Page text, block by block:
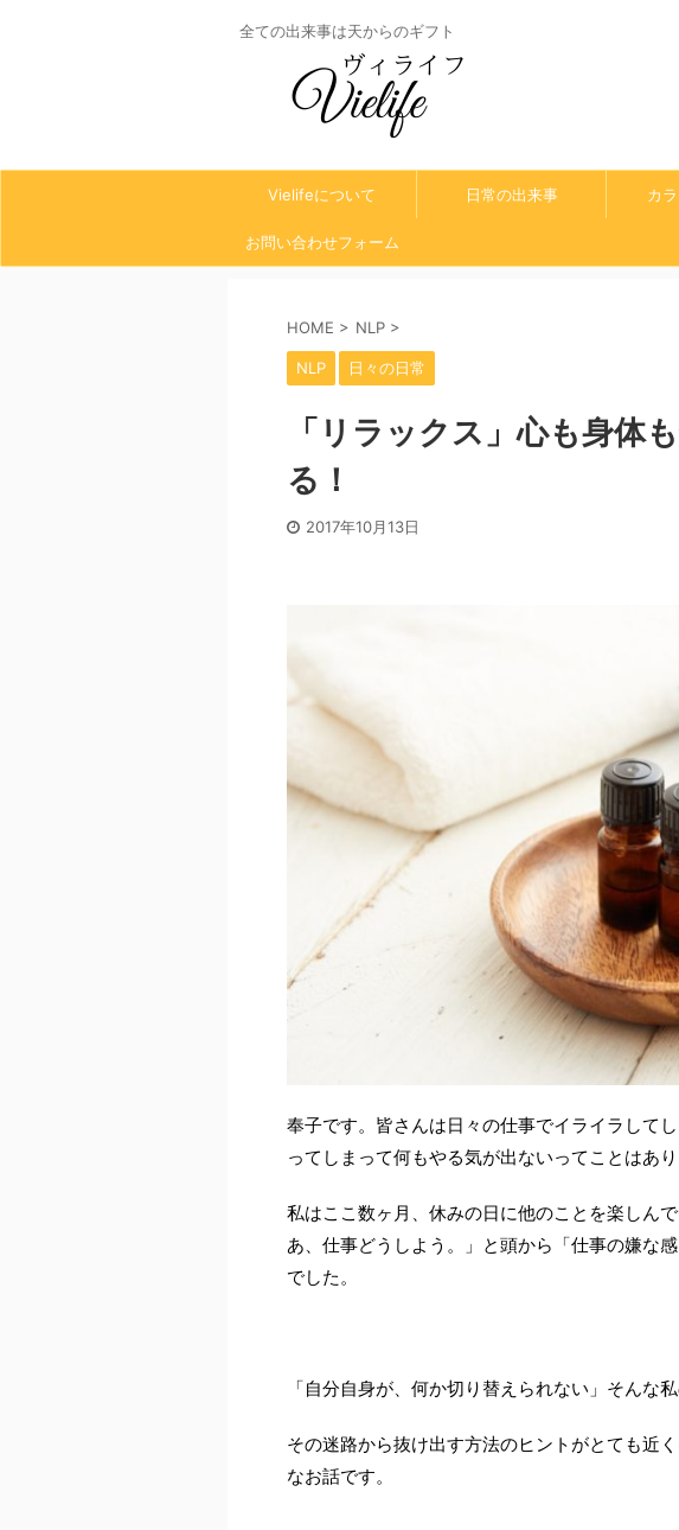
全ての出来事は天からのギフト
Vielifeについて 日常の出来事 カ
お問い合わせフォーム
HOME > NLP >
NLP 日々の日常
「リラックス」心も身体
る！
2017年10月13日
奉子です。皆さんは日々の仕事でイライラして
ってしまって何もやる気が出ないってことはあ
私はここ数ヶ月、休みの日に他のことを楽しん
あ、仕事どうしよう。」と頭から「仕事の嫌な
でした。
「自分自身が、何か切り替えられない」そんな私
その迷路から抜け出す方法のヒントがとても近
なお話です。